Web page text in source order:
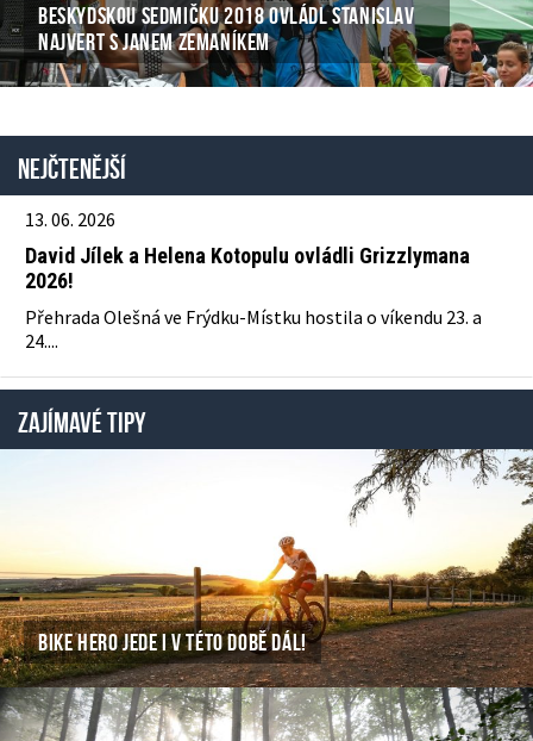
BESKYDSKOU SEDMIČKU 2018 OVLÁDL STANISLAV
NAJVERT S JANEM ZEMANÍKEM
Nejčtenější
13. 06. 2026
David Jílek a Helena Kotopulu ovládli Grizzlymana
2026!
Přehrada Olešná ve Frýdku-Místku hostila o víkendu 23. a
24....
ZAJÍMAVÉ TIPY
BIKE HERO JEDE I V TÉTO DOBĚ DÁL!